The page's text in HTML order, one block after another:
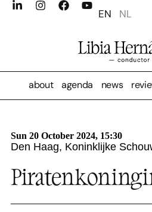
EN NL
about agenda news
Sun 20 October 2024, 15:30
Den Haag, Koninklijke